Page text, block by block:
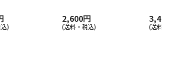
)
2,600円
(送料・税込)
3,410円
(送料・税込)